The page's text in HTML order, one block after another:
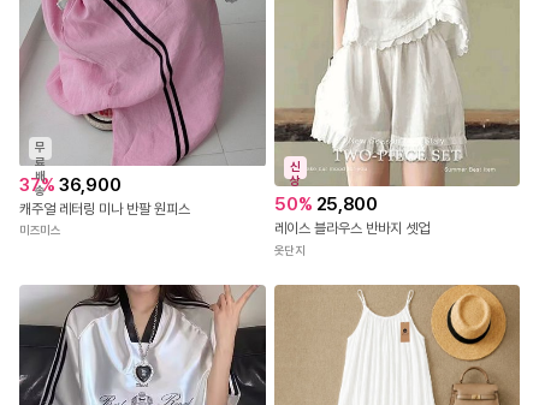
무
료
배
송
37% 36,900
캐주얼 레터링 미나 반팔 원피스
미즈미스
신
상
50% 25,800
레이스 블라우스 반바지 셋업
옷단지